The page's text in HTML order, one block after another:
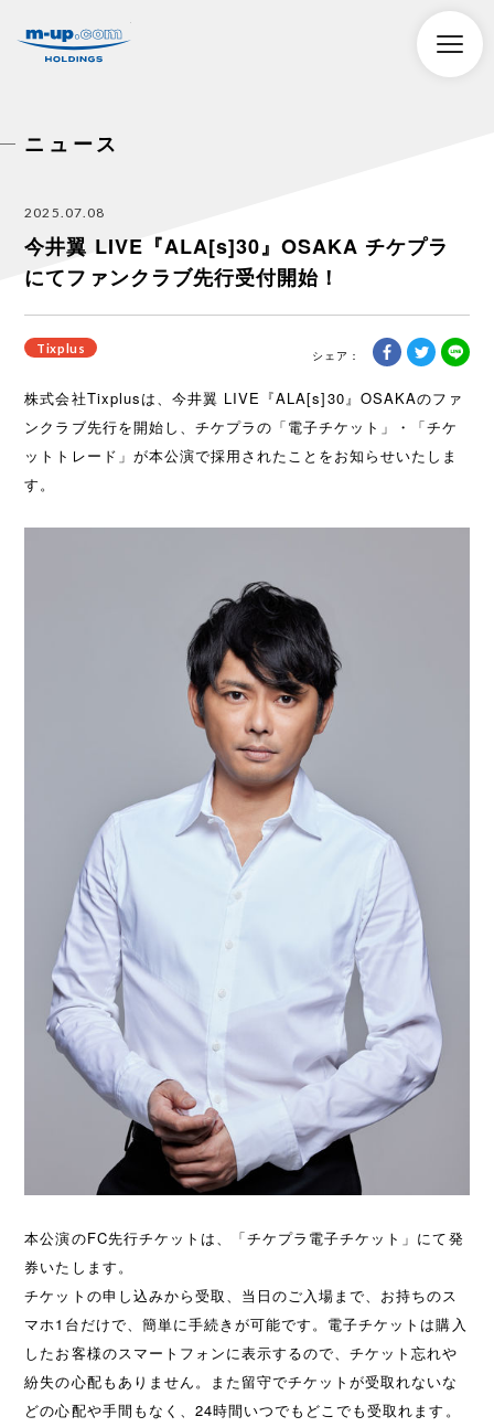
株式会社エムアップホールディングス
toggle
ニュース
2025.07.08
今井翼 LIVE『ALA[s]30』OSAKA チケプラ
にてファンクラブ先行受付開始！
Tixplus
株式会社Tixplusは、今井翼 LIVE『ALA[s]30』OSAKAのファ
ンクラブ先行を開始し、チケプラの「電子チケット」・「チケ
ットトレード」が本公演で採用されたことをお知らせいたしま
す。
本公演のFC先行チケットは、「チケプラ電子チケット」にて発
券いたします。
チケットの申し込みから受取、当日のご入場まで、お持ちのス
マホ1台だけで、簡単に手続きが可能です。電子チケットは購入
したお客様のスマートフォンに表示するので、チケット忘れや
紛失の心配もありません。また留守でチケットが受取れないな
どの心配や手間もなく、24時間いつでもどこでも受取れます。